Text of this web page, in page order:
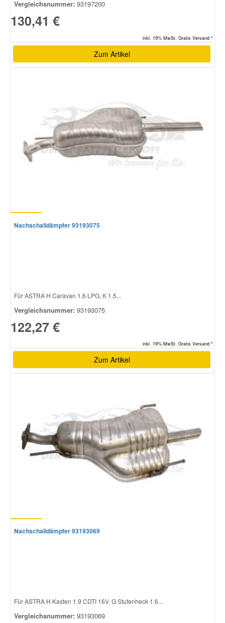
Vergleichsnummer: 93197200
130,41 €
inkl. 19% MwSt. Gratis Versand *
Zum Artikel
Nachschalldämpfer 93193075
Für ASTRA H Caravan 1.6 LPG, K 1.5...
Vergleichsnummer: 93193075
122,27 €
inkl. 19% MwSt. Gratis Versand *
Zum Artikel
Nachschalldämpfer 93193069
Für ASTRA H Kasten 1.9 CDTI 16V, G Stufenheck 1.6...
Vergleichsnummer: 93193069